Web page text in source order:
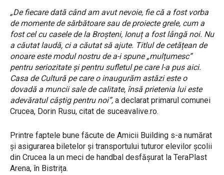
„De fiecare dată când am avut nevoie, fie că a fost vorba
de momente de sărbătoare sau de proiecte grele, cum a
fost cel cu casele de la Broșteni, Ionuț a fost lângă noi. Nu
a căutat laudă, ci a căutat să ajute. Titlul de cetățean de
onoare este modul nostru de a-i spune „mulțumesc”
pentru seriozitate și pentru sufletul pe care l-a pus aici.
Casa de Cultură pe care o inaugurăm astăzi este o
dovadă a muncii sale de calitate, însă prietenia lui este
adevăratul câștig pentru noi”, a declarat primarul comunei
Crucea, Dorin Rusu, citat de suceavalive.ro.
Printre faptele bune făcute de Amicii Building s-a numărat
și asigurarea biletelor și transportului tuturor elevilor școlii
din Crucea la un meci de handbal desfășurat la TeraPlast
Arena, în Bistrița.